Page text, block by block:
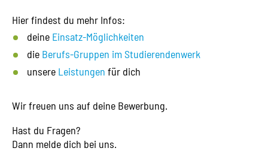
Hier findest du mehr Infos:
deine Einsatz-Möglichkeiten
die Berufs-Gruppen im Studierendenwerk
unsere Leistungen für dich
Wir freuen uns auf deine Bewerbung.
Hast du Fragen?
Dann melde dich bei uns.